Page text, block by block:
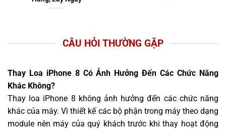
CÂU HỎI THƯỜNG GẶP
Thay Loa iPhone 8 Có Ảnh Hưởng Đến Các Chức Năng
Khác Không?
Thay loa iPhone 8 không ảnh hưởng đến các chức năng
khác của máy. Vì thiết kế các bộ phận trong máy theo dạng
module nên máy của quý khách trước khi thay hoạt động